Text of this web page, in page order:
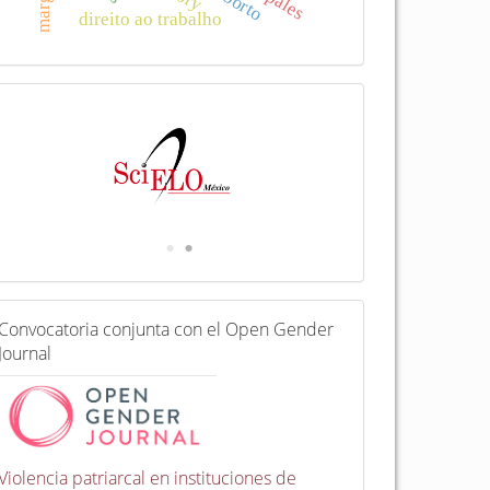
direito ao trabalho
C
o
Convocatoria conjunta con el Open Gender
Journal
patriarcal en instituciones de